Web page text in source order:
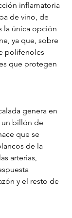
inflamatoria
de vino, de
la única opción
ya que, sobre
polifenoles
que protegen
genera en
un billón de
que se
de la
arterias,
y el resto de